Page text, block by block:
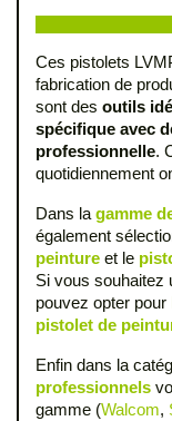
Ces pistolets
fabrication de
sont des outils
spécifique avec
professionnelle.
quotidiennement
Dans la gamme
également
peinture et le
Si vous souhaitez
pouvez opter pour
pistolet de
Enfin dans la
professionnels
gamme (Walcom,